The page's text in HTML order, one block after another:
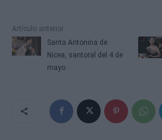
Artículo anterior
Santa Antonina de
Nicea, santoral del 4 de
mayo